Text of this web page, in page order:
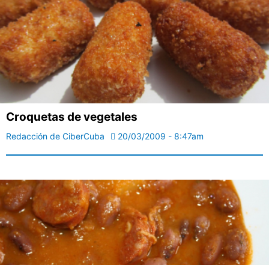
Croquetas de vegetales
Redacción de CiberCuba 20/03/2009 - 8:47am